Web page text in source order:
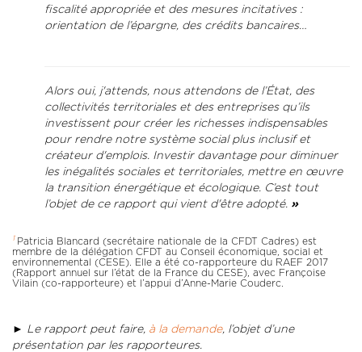
fiscalité appropriée et des mesures incitatives :
orientation de l’épargne, des crédits bancaires…
Alors oui, j'attends, nous attendons de l’État, des
collectivités territoriales et des entreprises qu’ils
investissent pour créer les richesses indispensables
pour rendre notre système social plus inclusif et
créateur d'emplois. Investir davantage pour diminuer
les inégalités sociales et territoriales, mettre en œuvre
la transition énergétique et écologique. C’est tout
l’objet de ce rapport qui vient d'être adopté. »
1 Patricia Blancard (secrétaire nationale de la CFDT Cadres) est
membre de la délégation CFDT au Conseil économique, social et
environnemental (CESE). Elle a été co-rapporteure du RAEF 2017
(Rapport annuel sur l’état de la France du CESE), avec Françoise
Vilain (co-rapporteure) et l’appui d’Anne-Marie Couderc.
► Le rapport peut faire, à la demande, l’objet d’une
présentation par les rapporteures.